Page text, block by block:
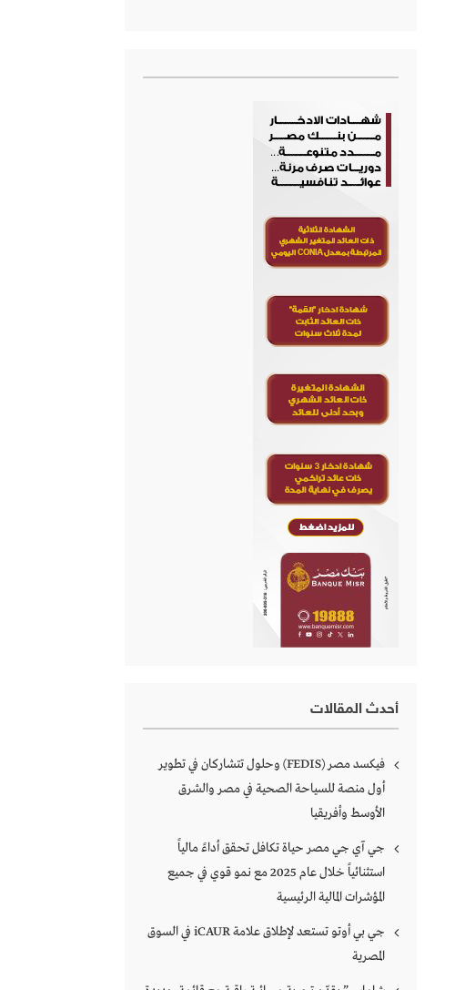
أحدث المقالات
فيكسد مصر (FEDIS) وحلول تتشاركان في تطوير
أول منصة للسياحة الصحية في مصر والشرق
الأوسط وأفريقيا
جي آي جي مصر حياة تكافل تحقق أداءً مالياً
استثنائياً خلال عام 2025 مع نمو قوي في جميع
المؤشرات المالية الرئيسية
جي بي أوتو تستعد لإطلاق علامة iCAUR في السوق
المصرية